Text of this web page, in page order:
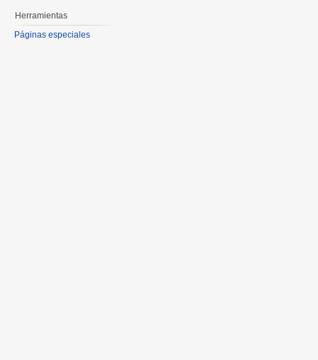
Herramientas
Páginas especiales